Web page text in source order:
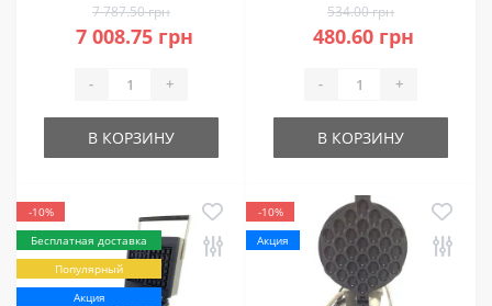
7 787.50 грн
7 008.75 грн
- +
В КОРЗИНУ
GoodFood WB1HK
534.00 грн
480.60 грн
- +
В КОРЗИНУ
-10%
Бесплатная доставка
Популярный
Акция
-10%
Акция